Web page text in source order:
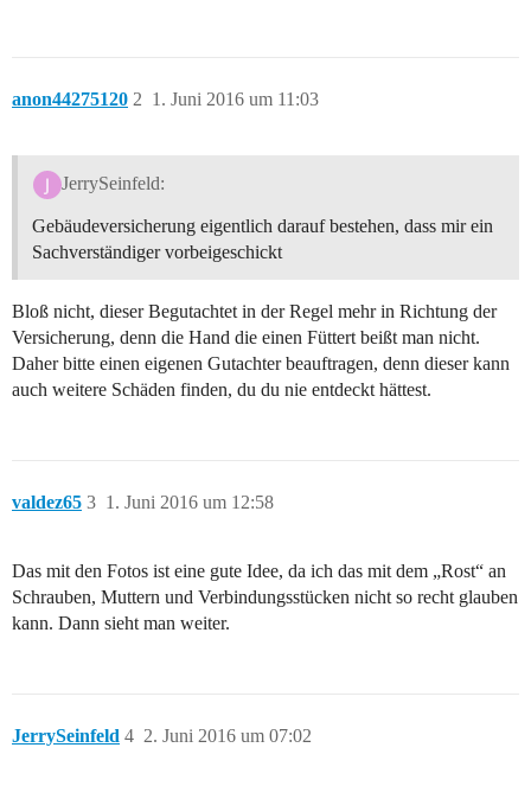
anon44275120 1. Juni 2016 um 11:03
2
JerrySeinfeld:
Gebäudeversicherung eigentlich darauf bestehen, dass mir ein
Sachverständiger vorbeigeschickt
Bloß nicht, dieser Begutachtet in der Regel mehr in Richtung der
Versicherung, denn die Hand die einen Füttert beißt man nicht.
Daher bitte einen eigenen Gutachter beauftragen, denn dieser kann
auch weitere Schäden finden, du du nie entdeckt hättest.
valdez65 1. Juni 2016 um 12:58
3
Das mit den Fotos ist eine gute Idee, da ich das mit dem „Rost“ an
Schrauben, Muttern und Verbindungsstücken nicht so recht glauben
kann. Dann sieht man weiter.
JerrySeinfeld 2. Juni 2016 um 07:02
4